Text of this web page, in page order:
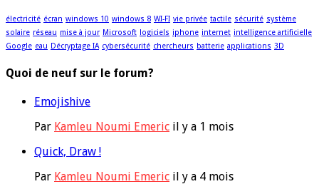
électricité écran windows 10 windows 8 WI-FI vie privée tactile sécurité système
solaire réseau mise à jour Microsoft logiciels iphone internet intelligence artificielle
Google eau Décryptage IA cybersécurité chercheurs batterie applications 3D
Quoi de neuf sur le forum?
Emojishive
Par Kamleu Noumi Emeric il y a 1 mois
Quick, Draw !
Par Kamleu Noumi Emeric il y a 4 mois